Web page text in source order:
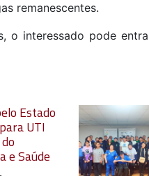
remanescentes.
o interessado pode
Estado
UTI
e Saúde